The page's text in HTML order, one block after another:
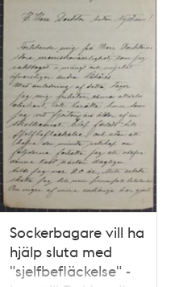
Sockerbagare vill ha
hjälp sluta med
"sjelfbefläckelse" -